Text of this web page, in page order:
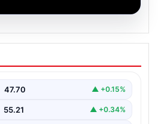
açıklaması!
47.70 ▲ +0.15%
55.21 ▲ +0.34%